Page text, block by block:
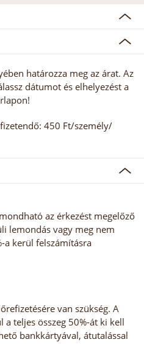
határozza meg az árat. Az
dátumot és elhelyezést a
450 Ft/személy/
az érkezést megelőző
lemondás vagy meg nem
a kerül felszámításra
van szükség. A
teljes összeg 50%-át ki kell
bankkártyával, átutalással